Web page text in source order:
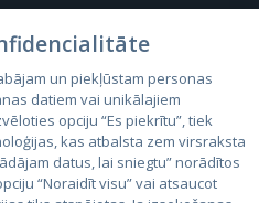
un piekļūstam personas
datiem vai unikālajiem
opciju “Es piekrītu”, tiek
kas atbalsta zem virsraksta
datus, lai sniegtu” norādītos
“Noraidīt visu” vai atsaucot